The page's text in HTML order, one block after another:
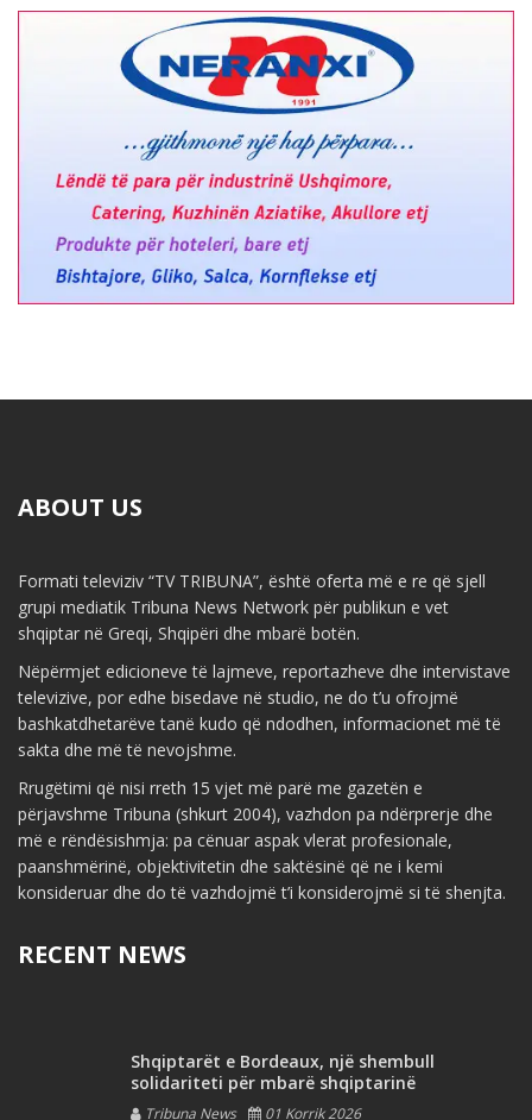
ABOUT US
Formati televiziv “TV TRIBUNA”, është oferta më e re që sjell
grupi mediatik Tribuna News Network për publikun e vet
shqiptar në Greqi, Shqipëri dhe mbarë botën.
Nëpërmjet edicioneve të lajmeve, reportazheve dhe intervistave
televizive, por edhe bisedave në studio, ne do t’u ofrojmë
bashkatdhetarëve tanë kudo që ndodhen, informacionet më të
sakta dhe më të nevojshme.
Rrugëtimi që nisi rreth 15 vjet më parë me gazetën e
përjavshme Tribuna (shkurt 2004), vazhdon pa ndërprerje dhe
më e rëndësishmja: pa cënuar aspak vlerat profesionale,
paanshmërinë, objektivitetin dhe saktësinë që ne i kemi
konsideruar dhe do të vazhdojmë t’i konsiderojmë si të shenjta.
RECENT NEWS
Shqiptarët e Bordeaux, një shembull
solidariteti për mbarë shqiptarinë
Tribuna News 01 Korrik 2026